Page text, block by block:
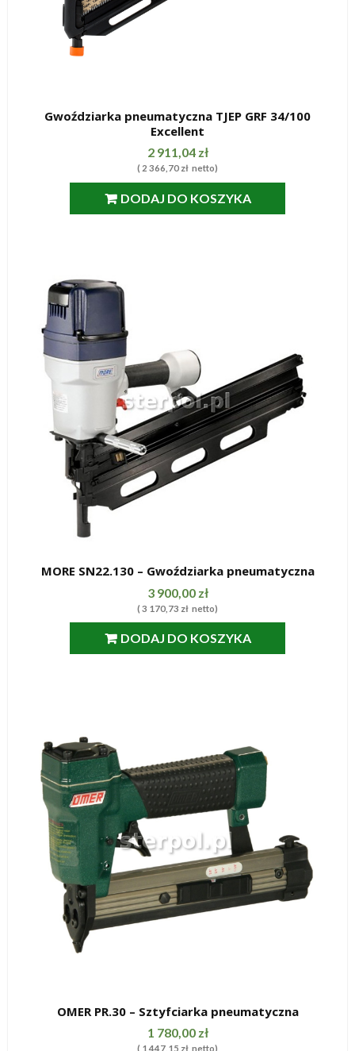
Gwoździarka pneumatyczna TJEP GRF 34/100
Excellent
2 911,04 zł
( 2 366,70 zł netto)
DODAJ DO KOSZYKA
MORE SN22.130 – Gwoździarka pneumatyczna
3 900,00 zł
( 3 170,73 zł netto)
DODAJ DO KOSZYKA
OMER PR.30 – Sztyfciarka pneumatyczna
1 780,00 zł
( 1 447,15 zł netto)